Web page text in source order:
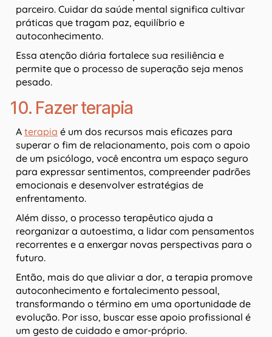
parceiro. Cuidar da saúde mental significa cultivar
práticas que tragam paz, equilíbrio e
autoconhecimento.
Essa atenção diária fortalece sua resiliência e
permite que o processo de superação seja menos
pesado.
10. Fazer terapia
A terapia é um dos recursos mais eficazes para
superar o fim de relacionamento, pois com o apoio
de um psicólogo, você encontra um espaço seguro
para expressar sentimentos, compreender padrões
emocionais e desenvolver estratégias de
enfrentamento.
Além disso, o processo terapêutico ajuda a
reorganizar a autoestima, a lidar com pensamentos
recorrentes e a enxergar novas perspectivas para o
futuro.
Então, mais do que aliviar a dor, a terapia promove
autoconhecimento e fortalecimento pessoal,
transformando o término em uma oportunidade de
evolução. Por isso, buscar esse apoio profissional é
um gesto de cuidado e amor-próprio.